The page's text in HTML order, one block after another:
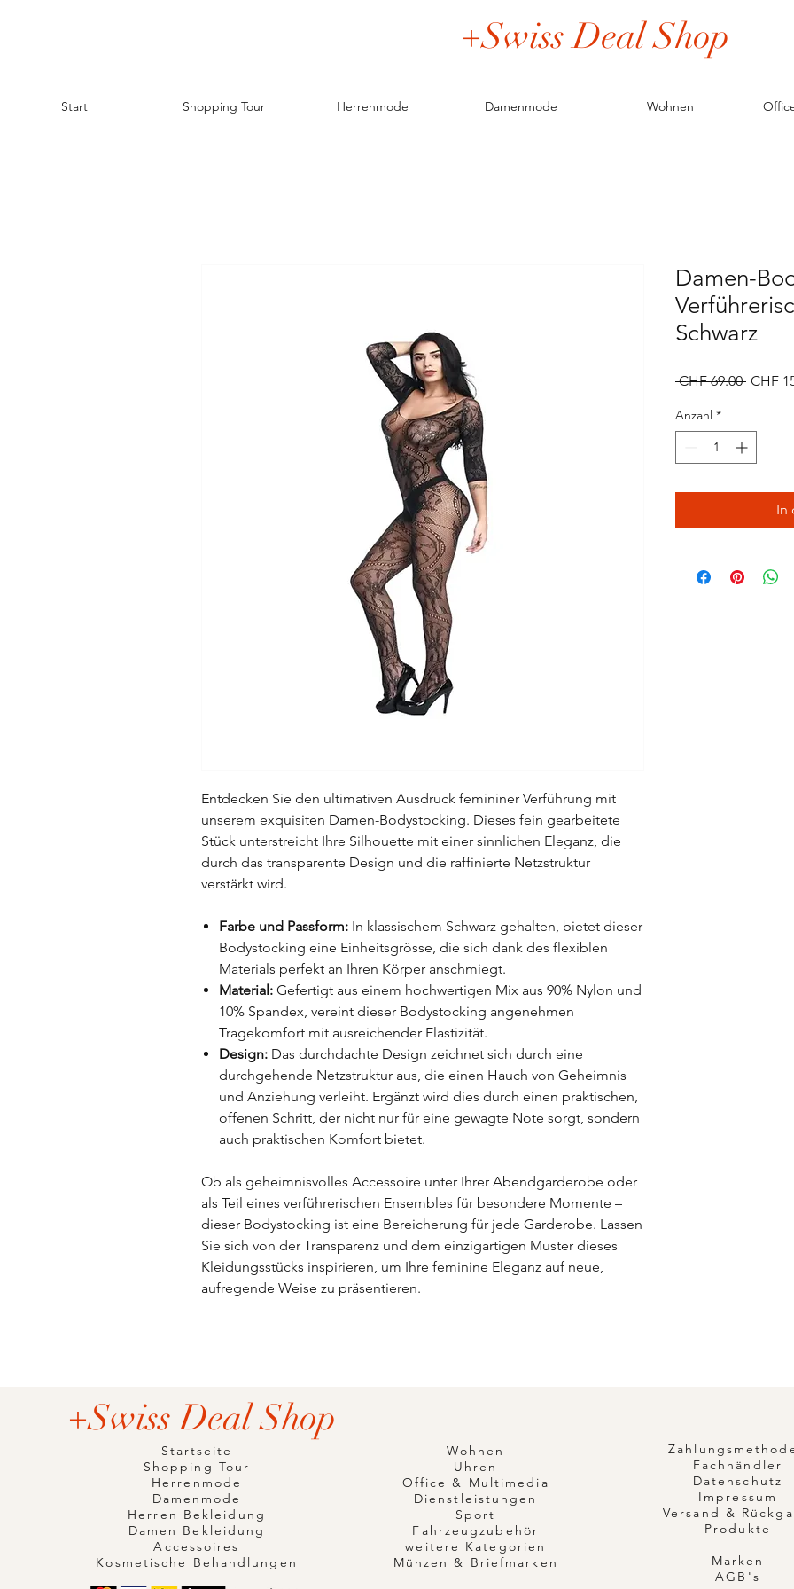
+Swiss Deal Shop
Start Shopping Tour Herrenmode Damenmode Wohnen
Entdecken Sie den ultimativen Ausdruck femininer Verführung mit
unserem exquisiten Damen-Bodystocking. Dieses fein gearbeitete
Stück unterstreicht Ihre Silhouette mit einer sinnlichen Eleganz, die
durch das transparente Design und die raffinierte Netzstruktur
verstärkt wird.
Farbe und Passform: In klassischem Schwarz gehalten, bietet dieser
Bodystocking eine Einheitsgrösse, die sich dank des flexiblen
Materials perfekt an Ihren Körper anschmiegt.
Material: Gefertigt aus einem hochwertigen Mix aus 90% Nylon und
10% Spandex, vereint dieser Bodystocking angenehmen
Tragekomfort mit ausreichender Elastizität.
Design: Das durchdachte Design zeichnet sich durch eine
durchgehende Netzstruktur aus, die einen Hauch von Geheimnis
und Anziehung verleiht. Ergänzt wird dies durch einen praktischen,
offenen Schritt, der nicht nur für eine gewagte Note sorgt, sondern
auch praktischen Komfort bietet.
Ob als geheimnisvolles Accessoire unter Ihrer Abendgarderobe oder
als Teil eines verführerischen Ensembles für besondere Momente –
dieser Bodystocking ist eine Bereicherung für jede Garderobe. Lassen
Sie sich von der Transparenz und dem einzigartigen Muster dieses
Kleidungsstücks inspirieren, um Ihre feminine Eleganz auf neue,
aufregende Weise zu präsentieren.
Damen-
Schwarz
CHF 69.00 CHF
Anzahl *
In
+Swiss Deal Shop
Startseite
Shopping Tour
Herrenmode
Damenmode
Herren Bekleidung
Damen Bekleidung
Accessoires
Kosmetische Behandlungen
Wohnen
Uhren
Office & Multimedia
Dienstleistungen
Sport
Fahrzeugzubehör
weitere Kategorien
Münzen & Briefmarken
Fachhändler
Datenschutz
Impressum
Versand &
Produkte
Marken
AGB's